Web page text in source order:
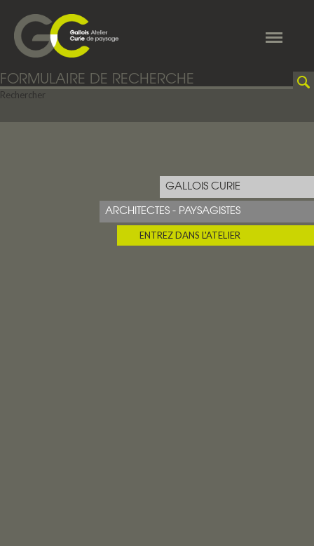
Toggle
FORMULAIRE DE RECHERCHE
Rechercher
GALLOIS CURIE
ARCHITECTES - PAYSAGISTES
ENTREZ DANS L'ATELIER